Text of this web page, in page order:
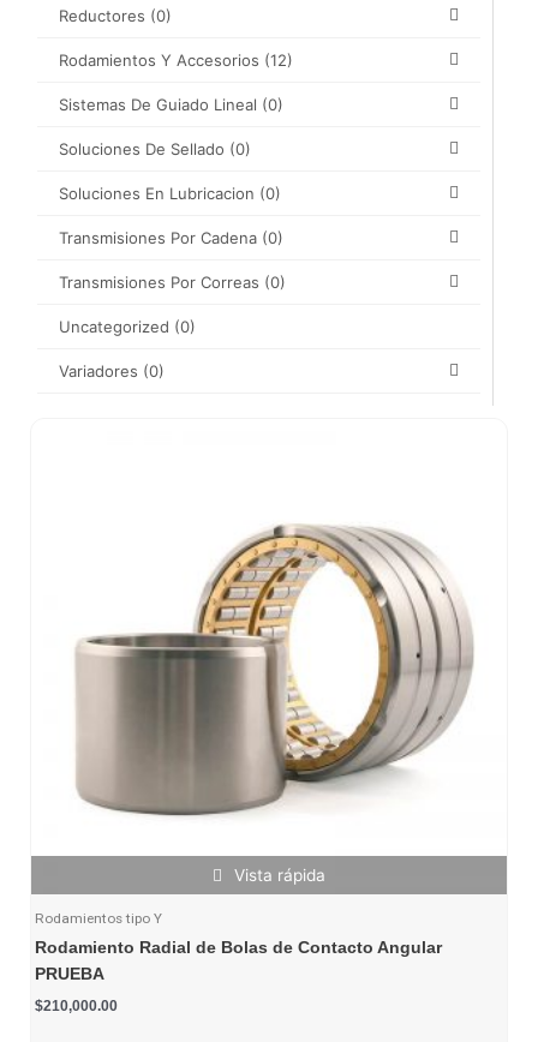
Reductores (0)
Rodamientos Y Accesorios (12)
Sistemas De Guiado Lineal (0)
Soluciones De Sellado (0)
Soluciones En Lubricacion (0)
Transmisiones Por Cadena (0)
Transmisiones Por Correas (0)
Uncategorized (0)
Variadores (0)
Vista rápida
Rodamientos tipo Y
Rodamiento Radial de Bolas de Contacto Angular
PRUEBA
$210,000.00